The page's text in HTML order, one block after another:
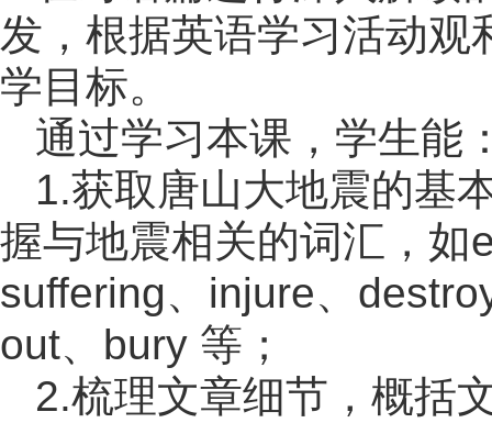
发，根据英语学习活动观
学目标。
通过学习本课，学生能
1.获取唐山大地震的基
握与地震相关的词汇，
suffering、injure、
out、bury 等；
2.梳理文章细节，概括